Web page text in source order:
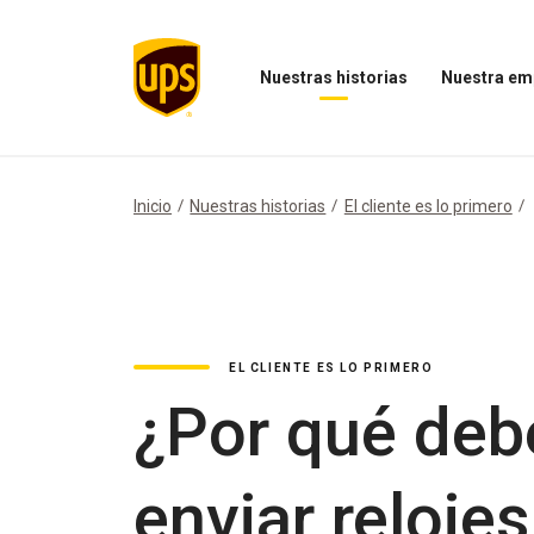
Nuestras historias
historias
Nuestra
empresa
Inicio Nuestras historias El cliente es lo primero
EL CLIENTE ES LO PRIMERO
¿Por qué